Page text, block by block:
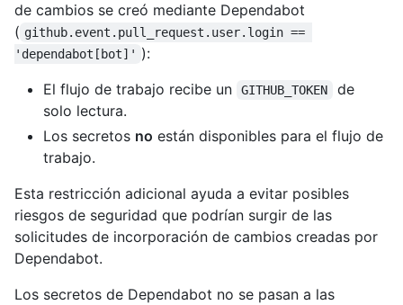
de cambios se creó mediante Dependabot
( github.event.pull_request.user.login ==
'dependabot[bot]' ):
El flujo de trabajo recibe un
GITHUB_TOKEN
de
solo lectura.
Los secretos no están disponibles para el flujo de
trabajo.
Esta restricción adicional ayuda a evitar posibles
riesgos de seguridad que podrían surgir de las
solicitudes de incorporación de cambios creadas por
Dependabot.
Los secretos de Dependabot no se pasan a las